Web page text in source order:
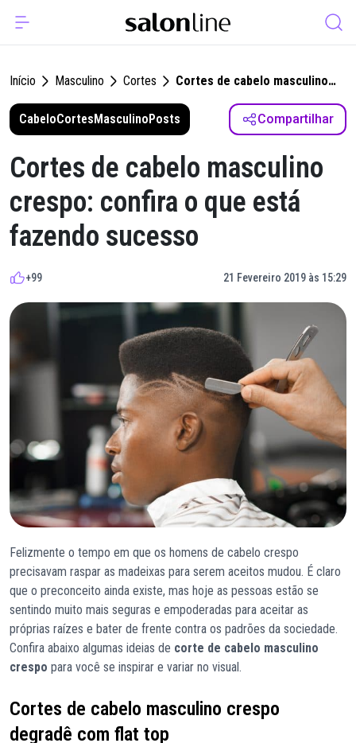
Início Masculino Cortes
Cortes de cabelo masculino
crespo: confira o que está
fazendo sucesso
CabeloCortesMasculinoPosts Compartilhar
Cortes de cabelo masculino
crespo: confira o que está
fazendo sucesso
+99 21 Fevereiro 2019 às 15:29
Felizmente o tempo em que os homens de cabelo crespo
precisavam raspar as madeixas para serem aceitos mudou. É claro
que o preconceito ainda existe, mas hoje as pessoas estão se
sentindo muito mais seguras e empoderadas para aceitar as
próprias raízes e bater de frente contra os padrões da sociedade.
Confira abaixo algumas ideias de corte de cabelo masculino
crespo para você se inspirar e variar no visual.
Cortes de cabelo masculino crespo
degradê com flat top